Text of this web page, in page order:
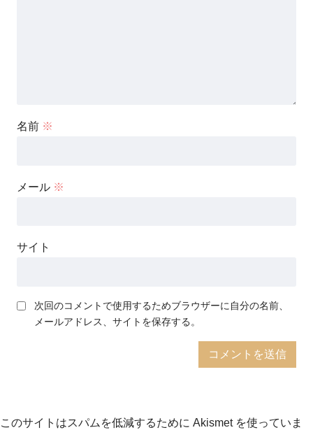
名前 ※
メール ※
サイト
次回のコメントで使用するためブラウザーに自分の名前、
メールアドレス、サイトを保存する。
このサイトはスパムを低減するために Akismet を使っていま